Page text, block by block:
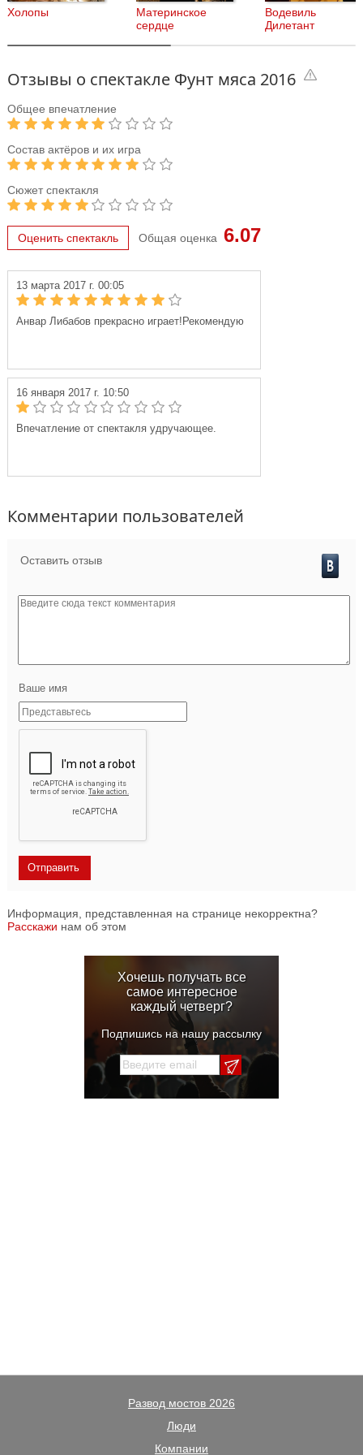
Шекспира. В роли Бальтазара выступил известный
петербургский клоун, актер театра «Лицедеи» Анвар Либабов.
«Фунт мяса» - это игра, участником которой может стать
ограничена.
Холопы
Материнское
сердце
Водевиль
Дилетант
Отзывы о спектакле Фунт мяса 2016
Общее впечатление
Состав актёров и их игра
Сюжет спектакля
Оценить спектакль Общая оценка 6.07
13 марта 2017 г. 00:05
Анвар Либабов прекрасно играет!Рекомендую
16 января 2017 г. 10:50
Впечатление от спектакля удручающее.
Комментарии пользователей
Оставить отзыв
Ваше имя
Информация, представленная на странице некорректна?
Расскажи нам об этом
Хочешь получать все
самое интересное
каждый четверг?
Подпишись на нашу рассылку
Развод мостов 2026
Люди
Компании